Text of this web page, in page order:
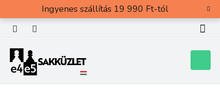
tartalomhoz
Ingyenes szállítás 19 990 Ft-tól